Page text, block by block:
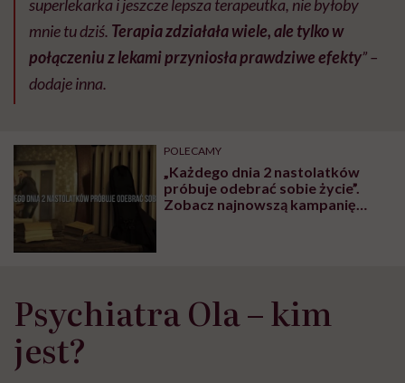
superlekarka i jeszcze lepsza terapeutka, nie byłoby
mnie tu dziś. Terapia zdziałała wiele, ale tylko w
połączeniu z lekami przyniosła prawdziwe efekty” –
dodaje inna.
POLECAMY
„Każdego dnia 2 nastolatków
próbuje odebrać sobie życie”.
Zobacz najnowszą kampanię
Psychiatra Ola – kim
jest?